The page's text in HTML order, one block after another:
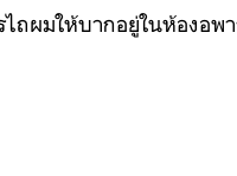
ถผมให้บากอยู่ในห้องอพ